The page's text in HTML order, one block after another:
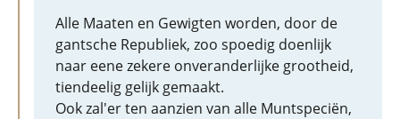
Alle Maaten en Gewigten worden, door de
gantsche Republiek, zoo spoedig doenlijk
naar eene zekere onveranderlijke grootheid,
tiendeelig gelijk gemaakt.
Ook zal'er ten aanzien van alle Muntspeciën,